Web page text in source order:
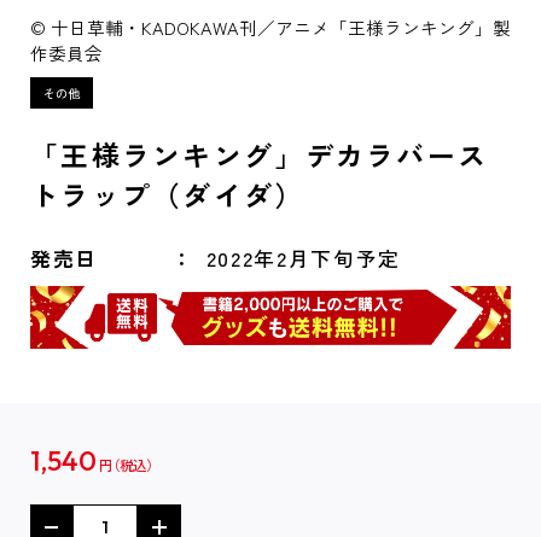
© 十日草輔・KADOKAWA刊／アニメ「王様ランキング」製
作委員会
「王様ランキング」デカラバース
トラップ（ダイダ）
発売日 2022年2月下旬予定
1,540 円